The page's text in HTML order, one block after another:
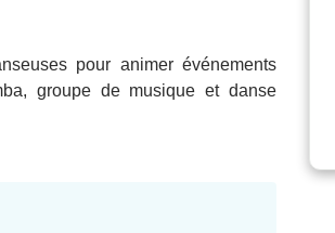
pour animer événements
groupe de musique et danse